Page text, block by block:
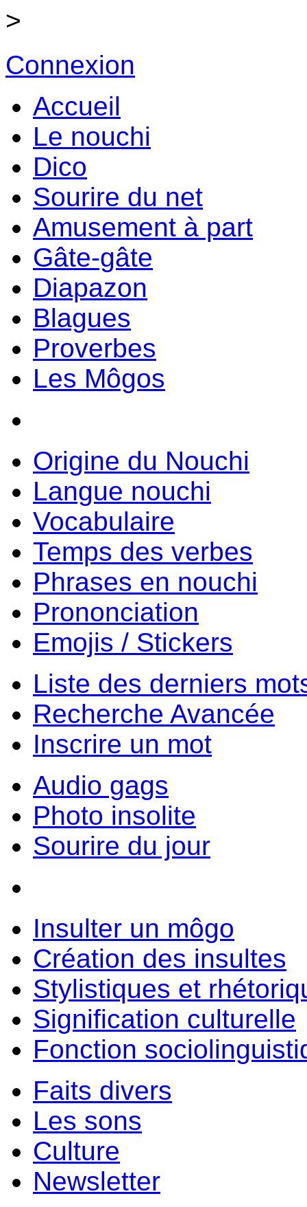
>
Connexion
Accueil
Le nouchi
Dico
Sourire du net
Amusement à part
Gâte-gâte
Diapazon
Blagues
Proverbes
Les Môgos
Origine du Nouchi
Langue nouchi
Vocabulaire
Temps des verbes
Phrases en nouchi
Prononciation
Emojis / Stickers
Liste des derniers
Recherche Avancée
Inscrire un mot
Audio gags
Photo insolite
Sourire du jour
Insulter un môgo
Création des insultes
Stylistiques et
Signification culturelle
Fonction
Faits divers
Les sons
Culture
Newsletter